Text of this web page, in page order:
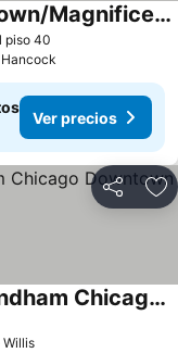
piso 40
Hampton Inn Chicago Downtown/Magnificent Mile
Ver precios
Compartir
La Quinta Inn & Suites by Wyndham Chicago Downtown
Willis